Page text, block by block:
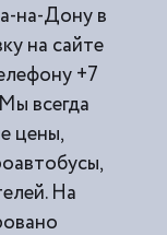
на-Дону в
на сайте
+7
всегда
цены,
На